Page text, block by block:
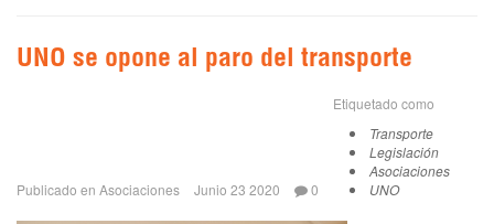
UNO se opone al paro del transporte
Publicado en Asociaciones Junio 23 2020 0
Etiquetado como
Transporte
Legislación
Asociaciones
UNO